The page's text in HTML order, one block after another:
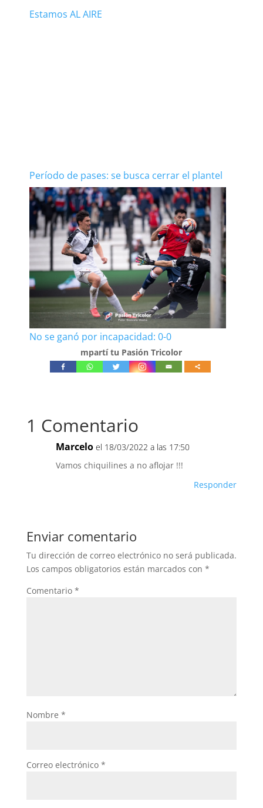
Estamos AL AIRE
Período de pases: se busca cerrar el plantel
No se ganó por incapacidad: 0-0
mpartí tu Pasión Tricolor
1 Comentario
Marcelo el 18/03/2022 a las 17:50
Vamos chiquilines a no aflojar !!!
Responder
Enviar comentario
Tu dirección de correo electrónico no será publicada.
Los campos obligatorios están marcados con *
Comentario *
Nombre *
Correo electrónico *